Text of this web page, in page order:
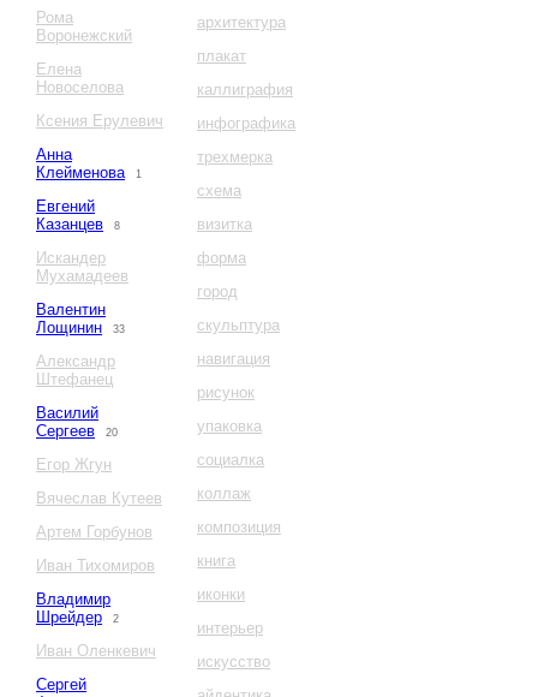
Рома
Воронежский
Елена
Новоселова
Ксения Ерулевич
Анна
Клейменова
1
Евгений
Казанцев
8
Искандер
Мухамадеев
Валентин
Лощинин
33
Александр
Штефанец
Василий
Сергеев
20
Егор Жгун
Вячеслав Кутеев
Артем Горбунов
Иван Тихомиров
Владимир
Шрейдер
2
Иван Оленкевич
Сергей
архитектура
плакат
каллиграфия
инфографика
трехмерка
схема
визитка
форма
город
скульптура
навигация
рисунок
упаковка
социалка
коллаж
композиция
книга
иконки
интерьер
искусство